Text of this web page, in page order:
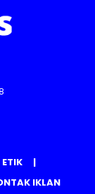
ETIK
IKLAN